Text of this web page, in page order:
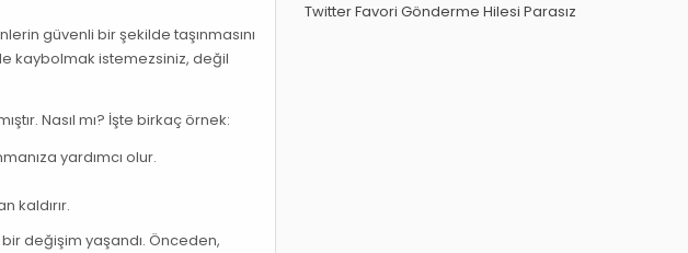
güvenli bir şekilde taşınmasını
kaybolmak istemezsiniz, değil
Nasıl mı? İşte birkaç örnek:
yardımcı olur.
kaldırır.
değişim yaşandı. Önceden,
Twitter Favori Gönderme Hilesi Parasız